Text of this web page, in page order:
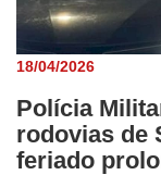
18/04/2026
Polícia
rodovias de
feriado